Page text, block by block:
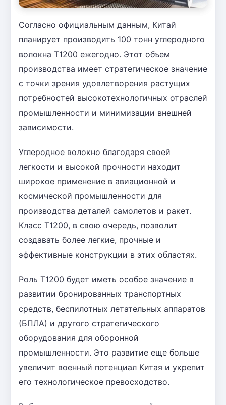
Согласно официальным данным, Китай
планирует производить 100 тонн углеродного
волокна T1200 ежегодно. Этот объем
производства имеет стратегическое значение
с точки зрения удовлетворения растущих
потребностей высокотехнологичных отраслей
промышленности и минимизации внешней
зависимости.
Углеродное волокно благодаря своей
легкости и высокой прочности находит
широкое применение в авиационной и
космической промышленности для
производства деталей самолетов и ракет.
Класс T1200, в свою очередь, позволит
создавать более легкие, прочные и
эффективные конструкции в этих областях.
Роль T1200 будет иметь особое значение в
развитии бронированных транспортных
средств, беспилотных летательных аппаратов
(БПЛА) и другого стратегического
оборудования для оборонной
промышленности. Это развитие еще больше
увеличит военный потенциал Китая и укрепит
его технологическое превосходство.